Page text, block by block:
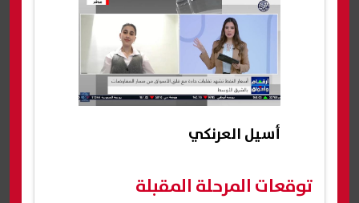
أسيل العرنكي
توقعات المرحلة المقبلة